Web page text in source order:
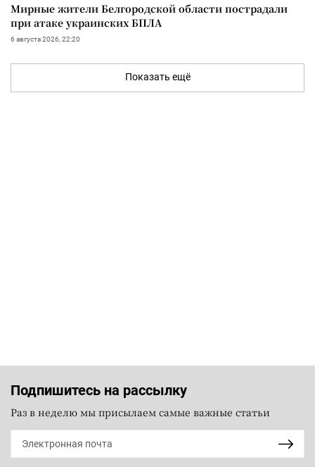
Мирные жители Белгородской области пострадали
при атаке украинских БПЛА
6 августа 2026, 22:20
Показать ещё
Подпишитесь на рассылку
Раз в неделю мы присылаем самые важные статьи